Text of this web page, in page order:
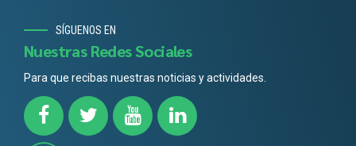
SÍGUENOS EN
Nuestras Redes Sociales
Para que recibas nuestras noticias y actividades.